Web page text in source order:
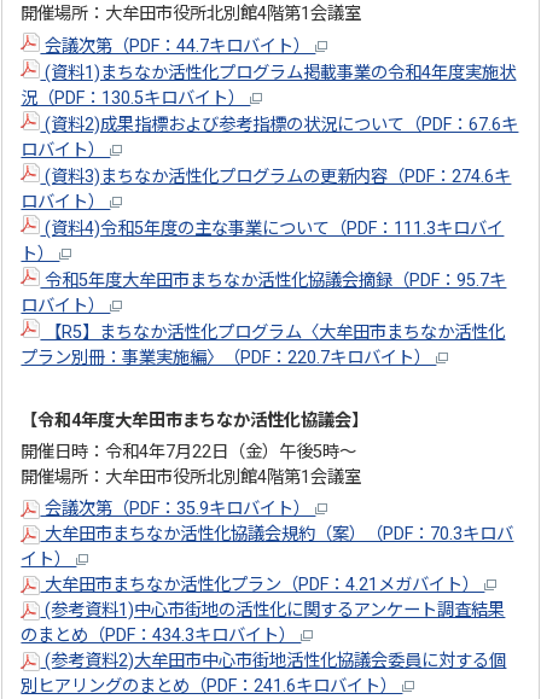
開催場所：大牟田市役所北別館4階第1会議室
会議次第（PDF：44.7キロバイト）
(資料1)まちなか活性化プログラム掲載事業の令和4年度実施状
況（PDF：130.5キロバイト）
(資料2)成果指標および参考指標の状況について（PDF：67.6キ
ロバイト）
(資料3)まちなか活性化プログラムの更新内容（PDF：274.6キ
ロバイト）
(資料4)令和5年度の主な事業について（PDF：111.3キロバイ
ト）
令和5年度大牟田市まちなか活性化協議会摘録（PDF：95.7キ
ロバイト）
【R5】まちなか活性化プログラム〈大牟田市まちなか活性化
プラン別冊：事業実施編〉（PDF：220.7キロバイト）
【令和4年度大牟田市まちなか活性化協議会】
開催日時：令和4年7月22日（金）午後5時～
開催場所：大牟田市役所北別館4階第1会議室
会議次第（PDF：35.9キロバイト）
大牟田市まちなか活性化協議会規約（案）（PDF：70.3キロバ
イト）
大牟田市まちなか活性化プラン（PDF：4.21メガバイト）
(参考資料1)中心市街地の活性化に関するアンケート調査結果
のまとめ（PDF：434.3キロバイト）
(参考資料2)大牟田市中心市街地活性化協議会委員に対する個
別ヒアリングのまとめ（PDF：241.6キロバイト）